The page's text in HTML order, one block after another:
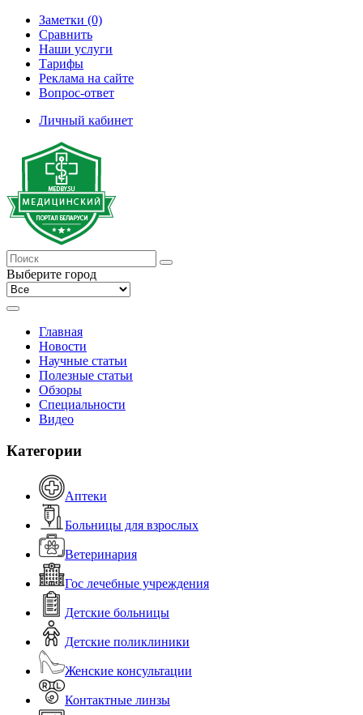
Заметки (0)
Сравнить
Наши услуги
Тарифы
Реклама на сайте
Вопрос-ответ
Личный кабинет
Выберите город
Главная
Новости
Научные статьи
Полезные статьи
Обзоры
Специальности
Видео
Категории
Аптеки
Больницы для взрослых
Ветеринария
Гос лечебные учреждения
Детские больницы
Детские поликлиники
Женские консультации
Контактные линзы